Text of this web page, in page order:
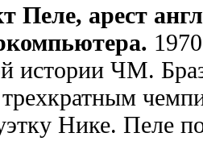
арест
истории ЧМ.
Нике. Пеле